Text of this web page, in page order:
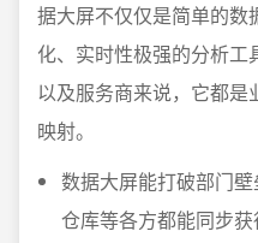
据大屏不仅仅是简单的数
化、实时性极强的分析
以及服务商来说，它都
映射。
数据大屏能打破部门壁
仓库等各方都能同步获